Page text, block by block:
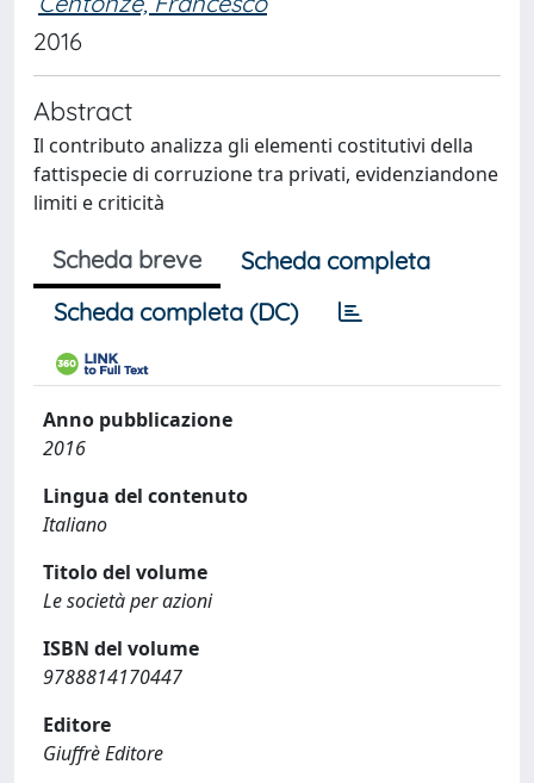
2016
Abstract
Il contributo analizza gli elementi costitutivi della
fattispecie di corruzione tra privati, evidenziandone
limiti e criticità
Scheda breve
Scheda completa
Scheda completa (DC)
Anno pubblicazione
2016
Lingua del contenuto
Italiano
Titolo del volume
Le società per azioni
ISBN del volume
9788814170447
Editore
Giuffrè Editore